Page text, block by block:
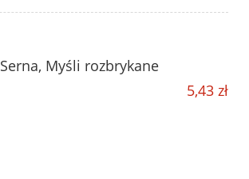
Myśli rozbrykane
5,43 zł